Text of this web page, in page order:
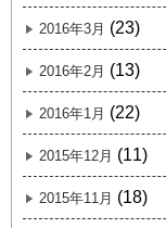
2016年3月 (23)
2016年2月 (13)
2016年1月 (22)
2015年12月 (11)
2015年11月 (18)